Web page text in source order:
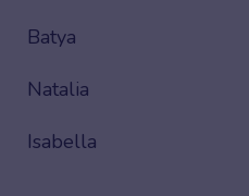
Batya
Natalia
Isabella